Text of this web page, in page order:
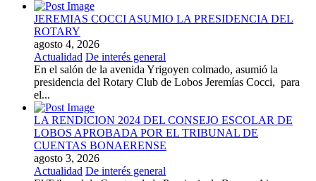
JEREMIAS COCCI ASUMIO LA PRESIDENCIA DEL
ROTARY
agosto 4, 2026
Actualidad De interés general
En el salón de la avenida Yrigoyen colmado, asumió la
presidencia del Rotary Club de Lobos Jeremías Cocci, para
el...
LA RENDICION 2024 DEL CONSEJO ESCOLAR DE
LOBOS APROBADA POR EL TRIBUNAL DE
CUENTAS BONAERENSE
agosto 3, 2026
Actualidad De interés general